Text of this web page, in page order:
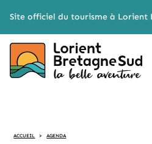
Site officiel du tourisme à Lorient
ACCUEIL > AGENDA